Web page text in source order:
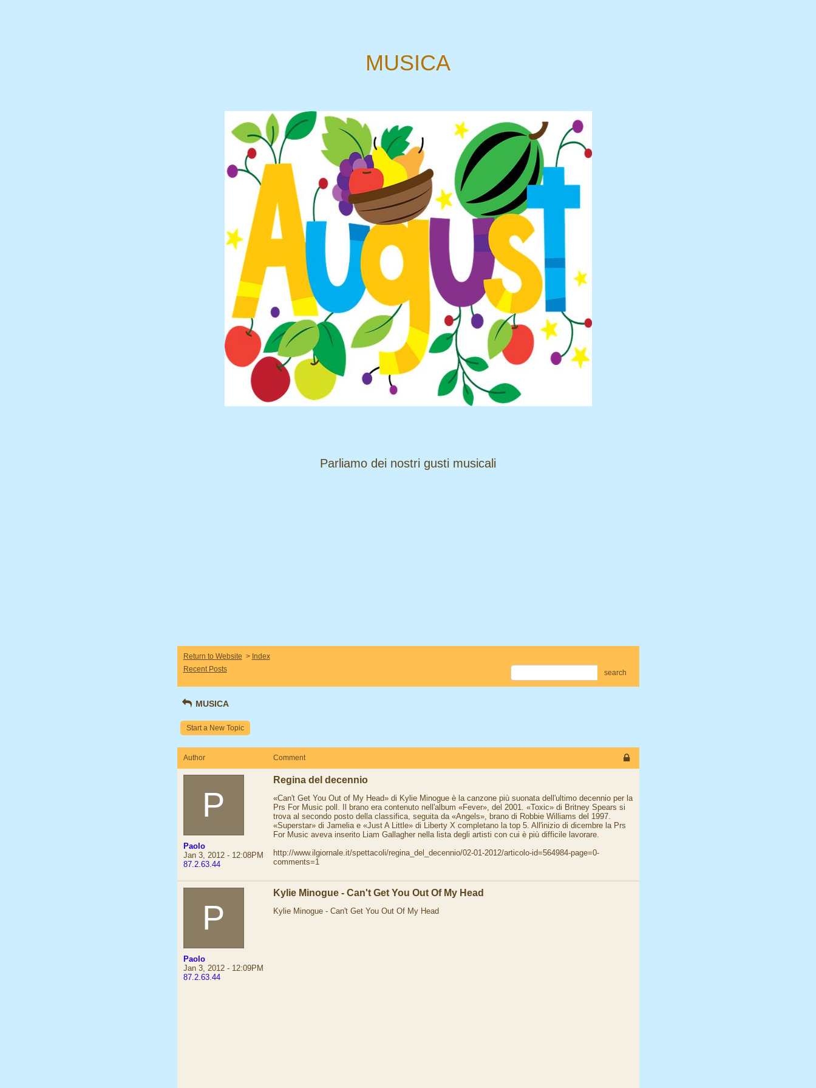
MUSICA
​​​​​​​Parliamo dei nostri gusti musicali
Return to Website > Index
Recent Posts
search
MUSICA
Start a New Topic
Author Comment
P
Paolo
Jan 3, 2012 - 12:08PM
87.2.63.44
Regina del decennio
«Can't Get You Out of My Head» di Kylie Minogue è la canzone più suonata dell'ultimo decennio per la
Prs For Music poll. Il brano era contenuto nell'album «Fever», del 2001. «Toxic» di Britney Spears si
trova al secondo posto della classifica, seguita da «Angels», brano di Robbie Williams del 1997.
«Superstar» di Jamelia e «Just A Little» di Liberty X completano la top 5. All'inizio di dicembre la Prs
For Music aveva inserito Liam Gallagher nella lista degli artisti con cui è più difficile lavorare.
http://www.ilgiornale.it/spettacoli/regina_del_decennio/02-01-2012/articolo-id=564984-page=0-
comments=1
P
Paolo
Jan 3, 2012 - 12:09PM
87.2.63.44
Kylie Minogue - Can't Get You Out Of My Head
Kylie Minogue - Can't Get You Out Of My Head